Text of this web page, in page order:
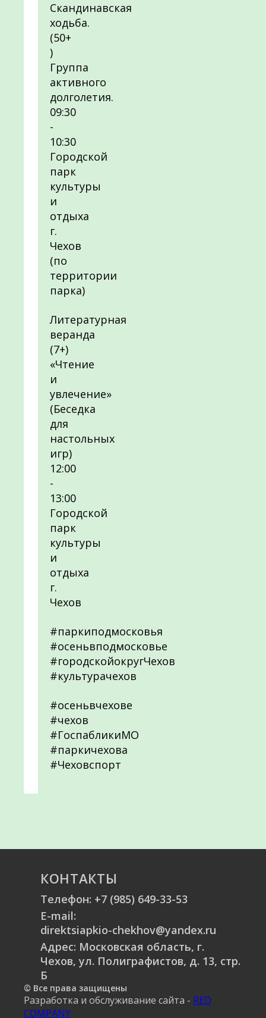
Скандинавская
ходьба.
(50+
)
Группа
активного
долголетия.
09:30
-
10:30
Городской
парк
культуры
и
отдыха
г.
Чехов
(по
территории
парка)
Литературная
веранда
(7+)
«Чтение
и
увлечение»
(Беседка
для
настольных
игр)
12:00
-
13:00
Городской
парк
культуры
и
отдыха
г.
Чехов
#паркиподмосковья
#осеньвподмосковье
#городскойокругЧехов
#культурачехов
#осеньвчехове
#чехов
#ГоспабликиМО
#паркичехова
#Чеховспорт
КОНТАКТЫ
Телефон: +7 (985) 649-33-53
E-mail:
direktsiapkio-chekhov@yandex.ru
Адрес: Московская область, г.
Чехов, ул. Полиграфистов, д. 13, стр.
Б
© Все права защищены
Разработка и обслуживание сайта - RED
COMPANY